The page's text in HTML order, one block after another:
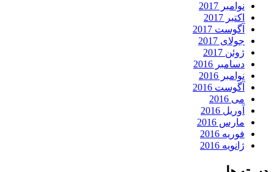
نوامبر 2017
اکتبر 2017
آگوست 2017
جولای 2017
ژوئن 2017
دسامبر 2016
نوامبر 2016
آگوست 2016
می 2016
آوریل 2016
مارس 2016
فوریه 2016
ژانویه 2016